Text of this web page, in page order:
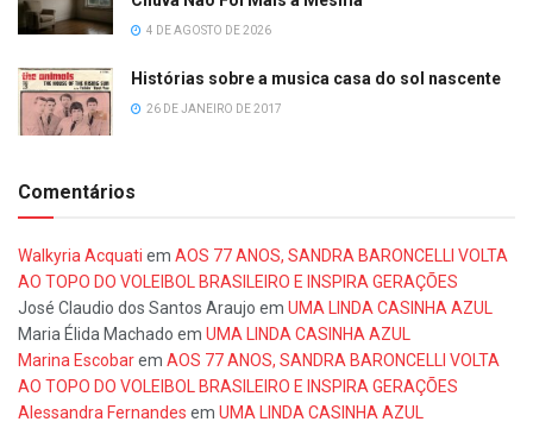
4 DE AGOSTO DE 2026
Histórias sobre a musica casa do sol nascente
26 DE JANEIRO DE 2017
Comentários
Walkyria Acquati em AOS 77 ANOS, SANDRA BARONCELLI VOLTA
AO TOPO DO VOLEIBOL BRASILEIRO E INSPIRA GERAÇÕES
José Claudio dos Santos Araujo em UMA LINDA CASINHA AZUL
Maria Élida Machado em UMA LINDA CASINHA AZUL
Marina Escobarem AOS 77 ANOS, SANDRA BARONCELLI VOLTA
AO TOPO DO VOLEIBOL BRASILEIRO E INSPIRA GERAÇÕES
Alessandra Fernandes em UMA LINDA CASINHA AZUL